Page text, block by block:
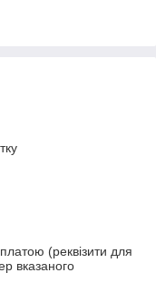
(реквізити для
вказаного